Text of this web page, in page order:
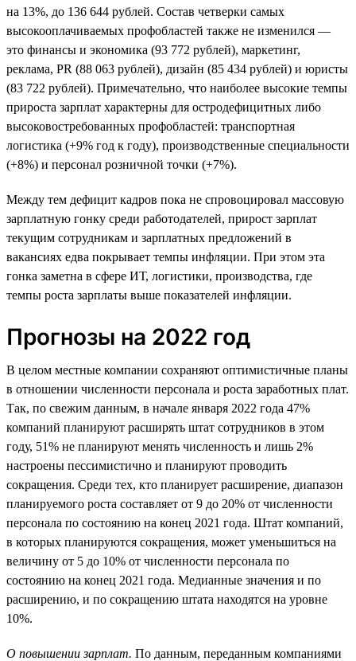
на 13%, до 136 644 рублей. Состав четверки самых
высокооплачиваемых профобластей также не изменился —
это финансы и экономика (93 772 рублей), маркетинг,
реклама, PR (88 063 рублей), дизайн (85 434 рублей) и юристы
(83 722 рублей). Примечательно, что наиболее высокие темпы
прироста зарплат характерны для остродефицитных либо
высоковостребованных профобластей: транспортная
логистика (+9% год к году), производственные специальности
(+8%) и персонал розничной точки (+7%).
Между тем дефицит кадров пока не спровоцировал массовую
зарплатную гонку среди работодателей, прирост зарплат
текущим сотрудникам и зарплатных предложений в
вакансиях едва покрывает темпы инфляции. При этом эта
гонка заметна в сфере ИТ, логистики, производства, где
темпы роста зарплаты выше показателей инфляции.
Прогнозы на 2022 год
В целом местные компании сохраняют оптимистичные планы
в отношении численности персонала и роста заработных плат.
Так, по свежим данным, в начале января 2022 года 47%
компаний планируют расширять штат сотрудников в этом
году, 51% не планируют менять численность и лишь 2%
настроены пессимистично и планируют проводить
сокращения. Среди тех, кто планирует расширение, диапазон
планируемого роста составляет от 9 до 20% от численности
персонала по состоянию на конец 2021 года. Штат компаний,
в которых планируются сокращения, может уменьшиться на
величину от 5 до 10% от численности персонала по
состоянию на конец 2021 года. Медианные значения и по
расширению, и по сокращению штата находятся на уровне
10%.
О повышении зарплат. По данным, переданным компаниями